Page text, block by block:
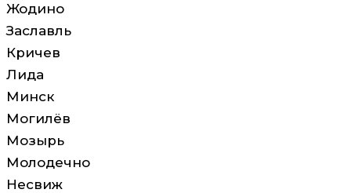
Жодино
Заславль
Кричев
Лида
Минск
Могилёв
Мозырь
Молодечно
Несвиж